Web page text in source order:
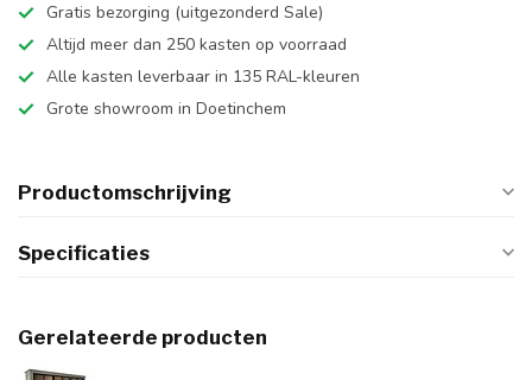
Gratis bezorging (uitgezonderd Sale)
Altijd meer dan 250 kasten op voorraad
Alle kasten leverbaar in 135 RAL-kleuren
Grote showroom in Doetinchem
Productomschrijving
Specificaties
Gerelateerde producten